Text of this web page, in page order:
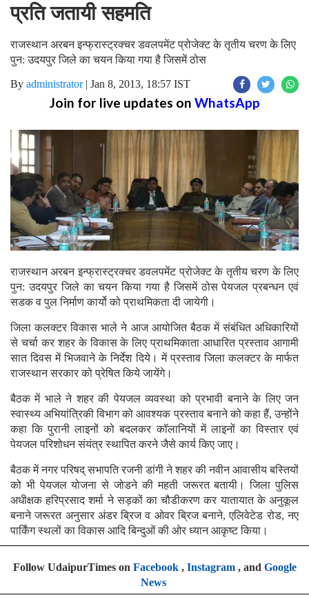
प्रति जतायी सहमति
राजस्थान अरबन इन्फ्रास्ट्रक्चर डवलपमेंट प्रोजेक्ट के तृतीय चरण के लिए
पुन: उदयपुर जिले का चयन किया गया है जिसमें ठोस
By administrator| Jan 8, 2013, 18:57 IST
Join for live updates on WhatsApp
राजस्थान अरबन इन्फ्रास्ट्रक्चर डवलपमेंट प्रोजेक्ट के तृतीय चरण के लिए
पुन: उदयपुर जिले का चयन किया गया है जिसमें ठोस पेयजल प्रबन्धन एवं
सडक व पुल निर्माण कार्यो को प्राथमिकता दी जायेगी।
जिला कलक्टर विकास भाले ने आज आयोजित बैठक में संबंधित अधिकारियों
से चर्चा कर शहर के विकास के लिए प्राथमिकाता आधारित प्रस्ताव आगामी
सात दिवस में भिजवाने के निर्देश दिये। में प्रस्ताव जिला कलक्टर के मार्फत
राजस्थान सरकार को प्रेषित किये जायेंगे।
बैठक में भाले ने शहर की पेयजल व्यवस्था को प्रभावी बनाने के लिए जन
स्वास्थ्य अभियांत्रिकी विभाग को आवश्यक प्रस्ताव बनाने को कहा हैं, उन्होंने
कहा कि पुरानी लाइनों को बदलकर कॉलानियों में लाइनों का विस्तार एवं
पेयजल परिशोधन संयंत्र स्थापित करने जैसे कार्य किए जाए।
बैठक में नगर परिषद् सभापति रजनी डांगी ने शहर की नवीन आवासीय बस्तियों
को भी पेयजल योजना से जोडने की महती जरूरत बतायी। जिला पुलिस
अधीक्षक हरिप्रसाद शर्मा ने सड़कों का चौडीकरण कर यातायात के अनुकूल
बनाने जरूरत अनुसार अंडर ब्रिज व ओवर ब्रिज बनाने, एलिवेटेड रोड, नए
पार्किंग स्थलों का विकास आदि बिन्दुओं की ओर ध्यान आकृष्ट किया।
Follow UdaipurTimes on Facebook, Instagram, and Google
News